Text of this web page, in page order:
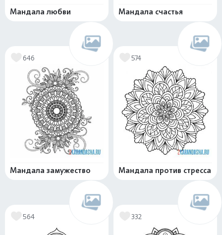
Мандала любви Мандала счастья
646
Мандала замужество
574
Мандала против стресса
564 332